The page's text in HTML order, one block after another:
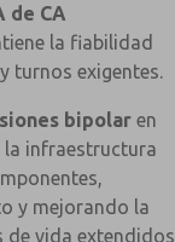
de CA
la fiabilidad
turnos exigentes.
bipolar en
la infraestructura
y mejorando la
vida extendidos